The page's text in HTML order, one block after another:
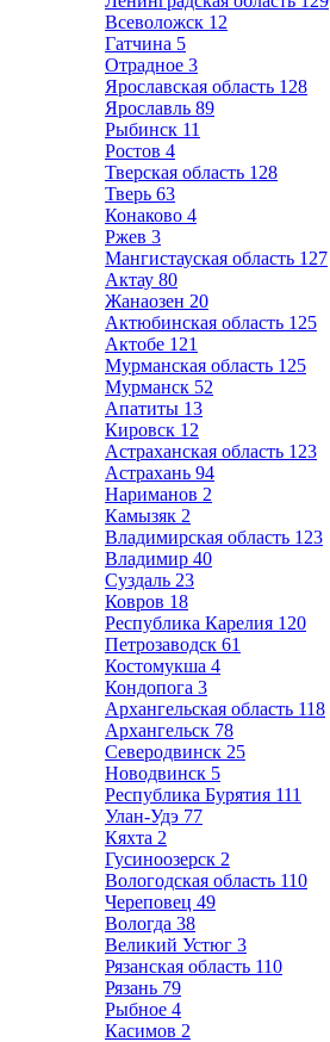
Всеволожск 12
Гатчина 5
Отрадное 3
Ярославская область 128
Ярославль 89
Рыбинск 11
Ростов 4
Тверская область 128
Тверь 63
Конаково 4
Ржев 3
Мангистауская область 127
Актау 80
Жанаозен 20
Актюбинская область 125
Актобе 121
Мурманская область 125
Мурманск 52
Апатиты 13
Кировск 12
Астраханская область 123
Астрахань 94
Нариманов 2
Камызяк 2
Владимирская область 123
Владимир 40
Суздаль 23
Ковров 18
Республика Карелия 120
Петрозаводск 61
Костомукша 4
Кондопога 3
Архангельская область 118
Архангельск 78
Северодвинск 25
Новодвинск 5
Республика Бурятия 111
Улан-Удэ 77
Кяхта 2
Гусиноозерск 2
Вологодская область 110
Череповец 49
Вологда 38
Великий Устюг 3
Рязанская область 110
Рязань 79
Рыбное 4
Касимов 2